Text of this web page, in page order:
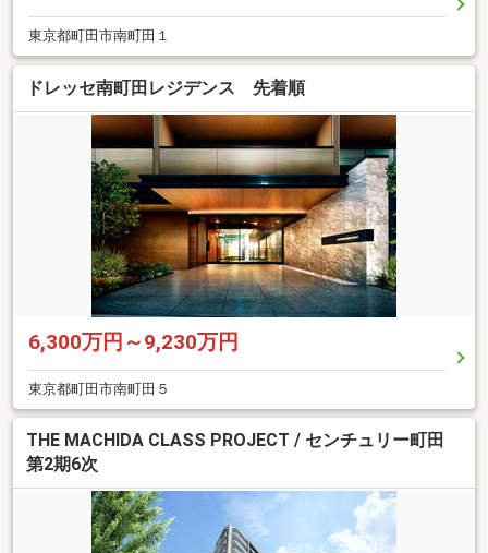
東京都町田市南町田１
ドレッセ南町田レジデンス 先着順
6,300万円～9,230万円
東京都町田市南町田５
THE MACHIDA CLASS PROJECT / センチュリー町田
第2期6次